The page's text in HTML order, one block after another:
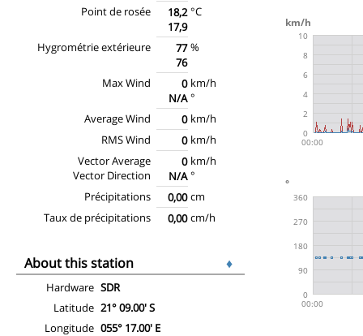
Point de rosée
18,2
17,9
°C
Hygrométrie extérieure
77
76
%
Max Wind
0
N/A
km/h
°
Average Wind
0 km/h
RMS Wind
0 km/h
Vector Average
Vector Direction
0
N/A
km/h
°
Précipitations
0,00 cm
Taux de précipitations
0,00 cm/h
About this station ♦
Hardware SDR
Latitude 21° 09.00' S
Longitude 055° 17.00' E